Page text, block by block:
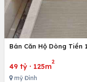
Bán Căn Hộ Dòng Tiền
49 tỷ · 125m
2
mỹ Đình